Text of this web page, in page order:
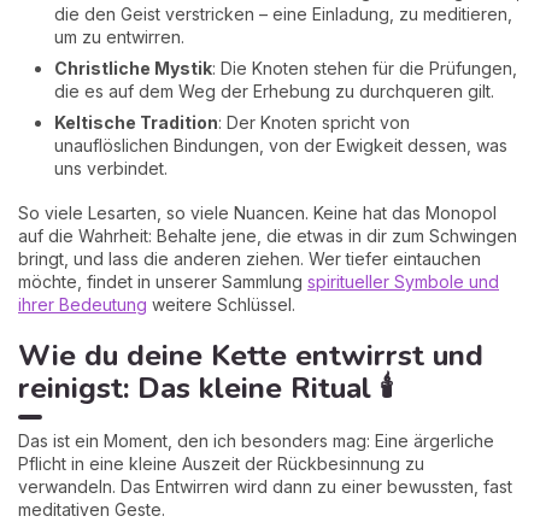
die den Geist verstricken – eine Einladung, zu meditieren,
um zu entwirren.
Christliche Mystik: Die Knoten stehen für die Prüfungen,
die es auf dem Weg der Erhebung zu durchqueren gilt.
Keltische Tradition: Der Knoten spricht von
unauflöslichen Bindungen, von der Ewigkeit dessen, was
uns verbindet.
So viele Lesarten, so viele Nuancen. Keine hat das Monopol
auf die Wahrheit: Behalte jene, die etwas in dir zum Schwingen
bringt, und lass die anderen ziehen. Wer tiefer eintauchen
möchte, findet in unserer Sammlung spiritueller Symbole und
ihrer Bedeutung weitere Schlüssel.
Wie du deine Kette entwirrst und
reinigst: Das kleine Ritual 🕯️
Das ist ein Moment, den ich besonders mag: Eine ärgerliche
Pflicht in eine kleine Auszeit der Rückbesinnung zu
verwandeln. Das Entwirren wird dann zu einer bewussten, fast
meditativen Geste.